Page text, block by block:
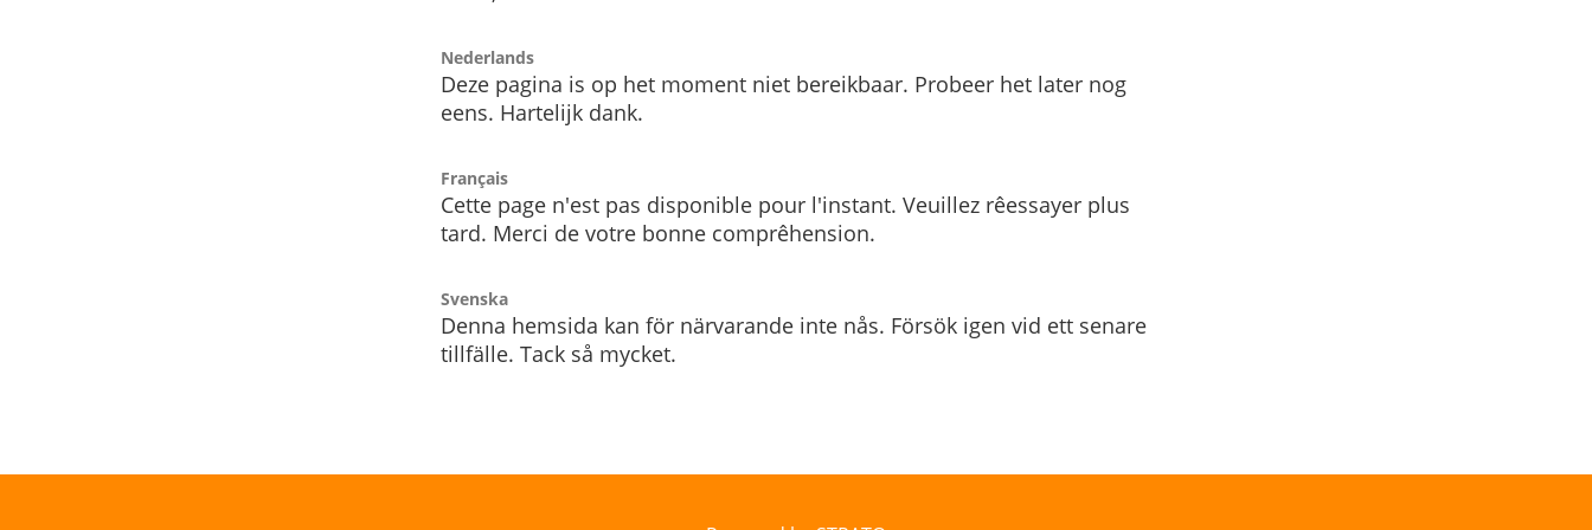
Nederlands
Deze pagina is op het moment niet bereikbaar. Probeer het later nog
eens. Hartelijk dank.
Français
Cette page n'est pas disponible pour l'instant. Veuillez rêessayer plus
tard. Merci de votre bonne comprêhension.
Svenska
Denna hemsida kan för närvarande inte nås. Försök igen vid ett senare
tillfälle. Tack så mycket.